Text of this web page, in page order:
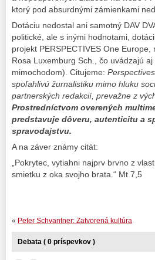
ktorý pod absurdnými zámienkami
Dotáciu nedostal ani samotný DAV
politické, ale s inými hodnotami,
projekt PERSPECTIVES One Europe,
Rosa Luxemburg Sch., čo uvádzajú
mimochodom). Citujeme:
spoľahlivú žurnalistiku mimo hluku
partnerských redakcií, prevažne z
Prostredníctvom overených
predstavuje dôveru, autenticitu a
spravodajstvu.
A na záver známy citát:
„Pokrytec, vytiahni najprv brvno z
smietku z oka svojho brata.“ Mt 7,5
« Peter Schvantner: Zatvorená kultúra
Debata ( 0 príspevkov )